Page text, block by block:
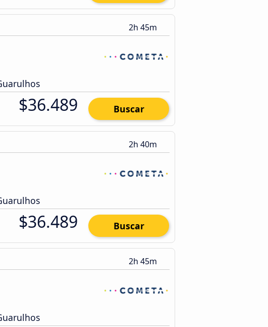
2h 45m
$36.489 Buscar
2h 40m
$36.489 Buscar
2h 45m